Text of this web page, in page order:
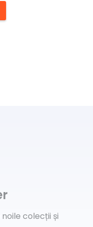
colecții și